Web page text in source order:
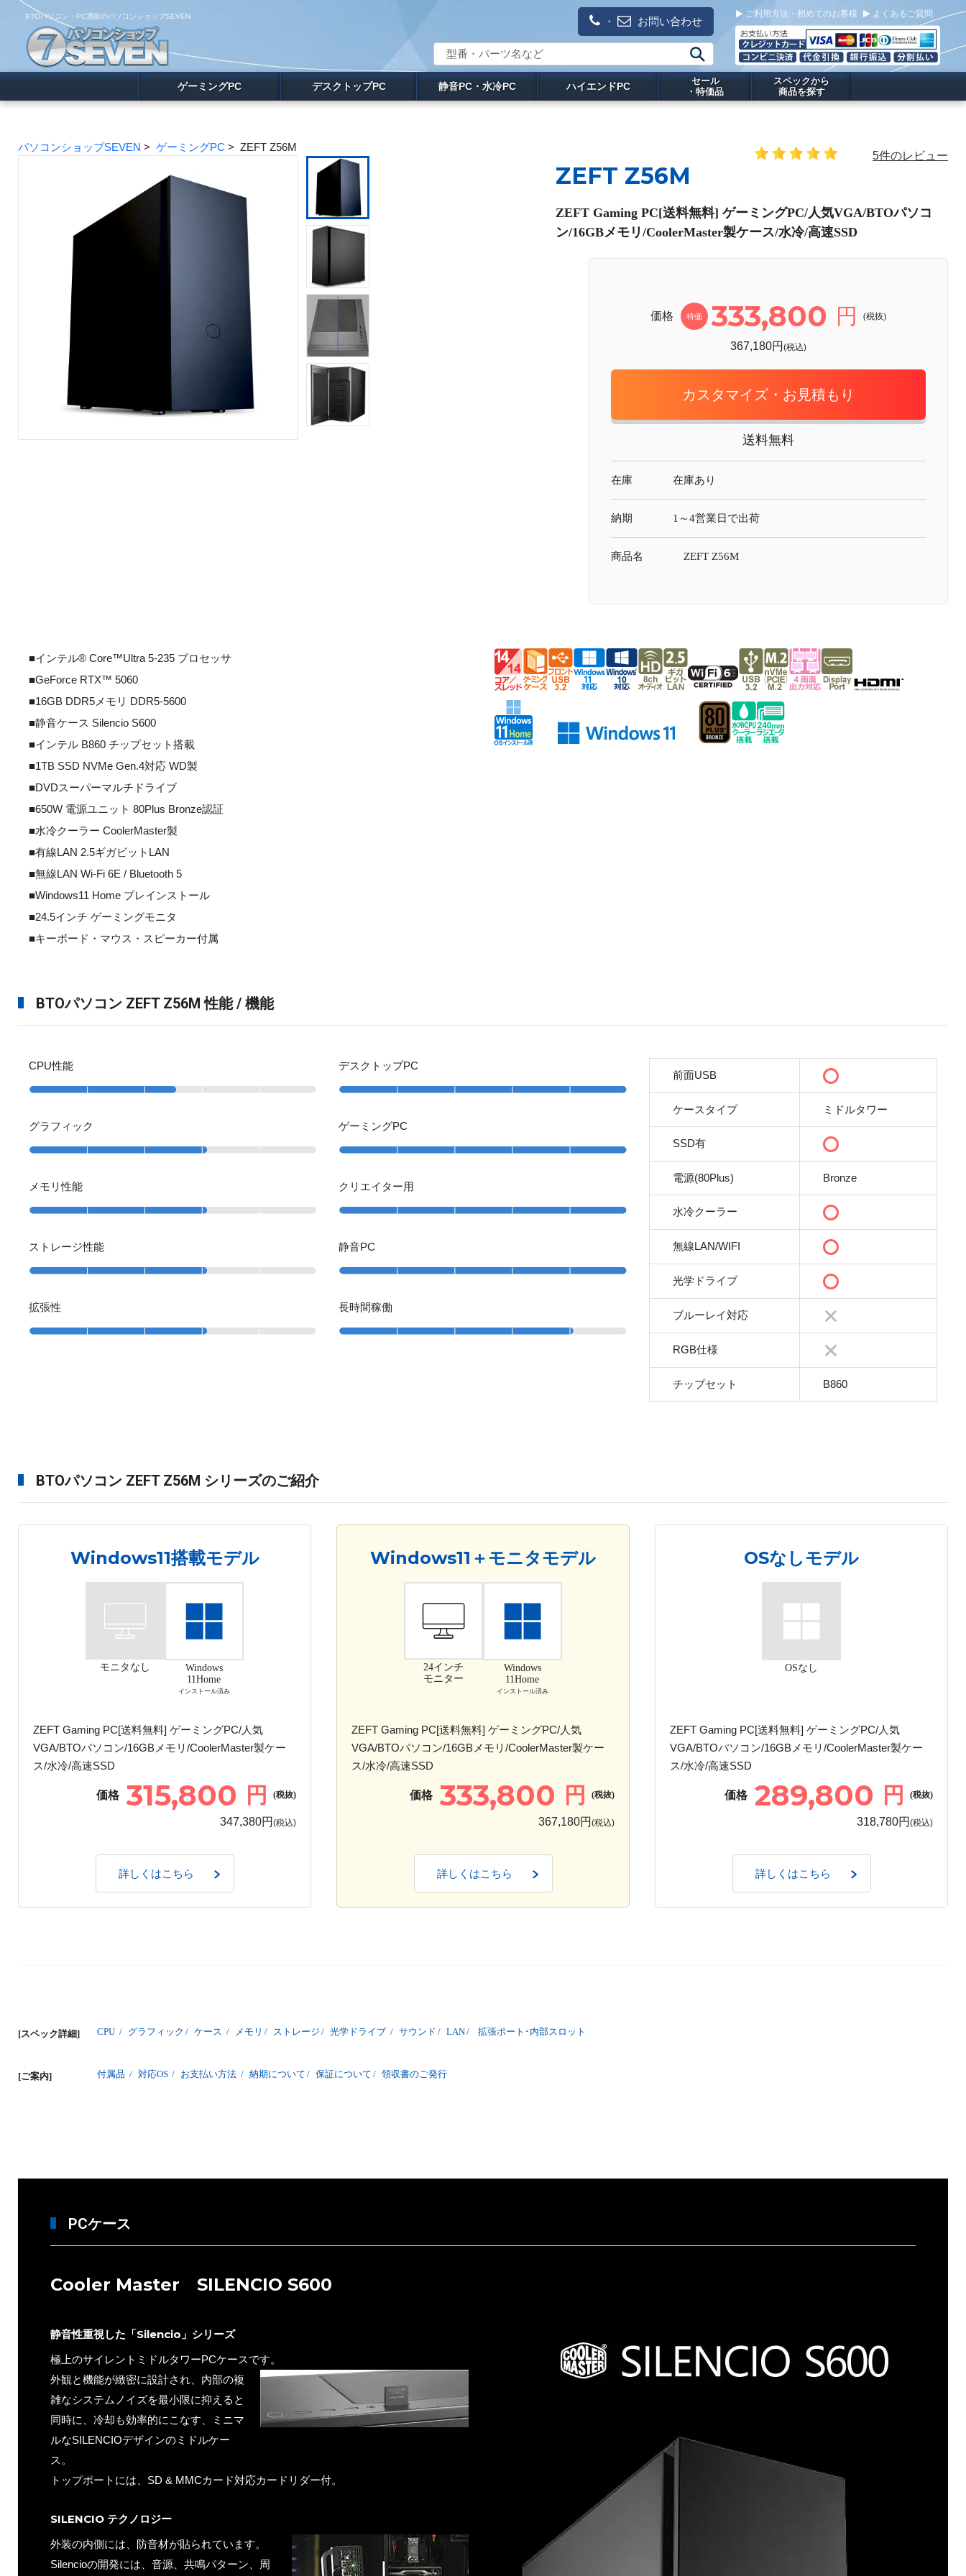
BTOパソコン・PC通販のパソコンショップSEVEN ・ お問い合わせ
ご利用方法・初めてのお客様 よくあるご質問
ゲーミングPC デスクトップPC 静音PC・水冷PC ハイエンドPC
セール
・特価品
スペックから
商品を探す
パソコンショップSEVEN > ゲーミングPC > ZEFT Z56M
ZEFT Z56M
5件のレビュー
ZEFT Gaming PC[送料無料] ゲーミングPC/人気VGA/BTOパソコ
ン/16GBメモリ/CoolerMaster製ケース/水冷/高速SSD
価格 特価 333,800 円 (税抜)
367,180円 (税込)
カスタマイズ・お見積もり
送料無料
在庫 在庫あり
納期 1～4営業日で出荷
商品名 ZEFT Z56M
■インテル® Core™Ultra 5-235 プロセッサ
■GeForce RTX™ 5060
■16GB DDR5メモリ DDR5-5600
■静音ケース Silencio S600
■インテル B860 チップセット搭載
■1TB SSD NVMe Gen.4対応 WD製
■DVDスーパーマルチドライブ
■650W 電源ユニット 80Plus Bronze認証
■水冷クーラー CoolerMaster製
■有線LAN 2.5ギガビットLAN
■無線LAN Wi-Fi 6E / Bluetooth 5
■Windows11 Home プレインストール
■24.5インチ ゲーミングモニタ
■キーボード・マウス・スピーカー付属
BTOパソコン ZEFT Z56M 性能 / 機能
CPU性能
グラフィック
メモリ性能
ストレージ性能
拡張性
デスクトップPC
ゲーミングPC
クリエイター用
静音PC
長時間稼働
前面USB
ケースタイプ ミドルタワー
SSD有
電源(80Plus) Bronze
水冷クーラー
無線LAN/WIFI
光学ドライブ
ブルーレイ対応
RGB仕様
チップセット B860
BTOパソコン ZEFT Z56M シリーズのご紹介
Windows11搭載モデル
モニタなし
Windows
11Home
インストール済み
ZEFT Gaming PC[送料無料] ゲーミングPC/人気
VGA/BTOパソコン/16GBメモリ/CoolerMaster製ケー
ス/水冷/高速SSD
価格 315,800 円 (税抜)
347,380円 (税込)
詳しくはこちら
Windows11＋モニタモデル
24インチ
モニター
Windows
11Home
インストール済み
ZEFT Gaming PC[送料無料] ゲーミングPC/人気
VGA/BTOパソコン/16GBメモリ/CoolerMaster製ケー
ス/水冷/高速SSD
価格 333,800 円 (税抜)
367,180円 (税込)
詳しくはこちら
OSなしモデル
OSなし
ZEFT Gaming PC[送料無料] ゲーミングPC/人気
VGA/BTOパソコン/16GBメモリ/CoolerMaster製ケー
ス/水冷/高速SSD
価格 289,800 円 (税抜)
318,780円 (税込)
詳しくはこちら
[スペック詳細] CPU / グラフィック / ケース / メモリ / ストレージ / 光学ドライブ / サウンド / LAN/ 拡張ポート･内部スロット
[ご案内] 付属品 / 対応OS / お支払い方法 / 納期について / 保証について / 領収書のご発行
PCケース
Cooler Master SILENCIO S600
静音性重視した「Silencio」シリーズ
極上のサイレントミドルタワーPCケースです。
外観と機能が緻密に設計され、内部の複
雑なシステムノイズを最小限に抑えると
同時に、冷却も効率的にこなす、ミニマ
ルなSILENCIOデザインのミドルケー
ス。
トップポートには、SD & MMCカード対応カードリダー付。
SILENCIO テクノロジー
外装の内側には、防音材が貼られています。
Silencioの開発には、音源、共鳴パターン、周